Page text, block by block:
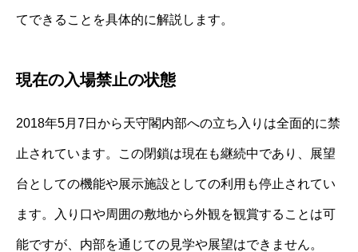
てできることを具体的に解説します。
現在の入場禁止の状態
2018年5月7日から天守閣内部への立ち入りは全面的に禁
止されています。この閉鎖は現在も継続中であり、展望
台としての機能や展示施設としての利用も停止されてい
ます。入り口や周囲の敷地から外観を観賞することは可
能ですが、内部を通じての見学や展望はできません。